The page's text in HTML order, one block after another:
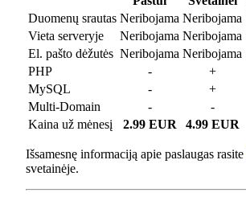
Duomenų srautas Neribojama Neribojama
Vieta serveryje
Neribojama Neribojama
El. pašto dėžutės Neribojama Neribojama
PHP
- +
MySQL
- +
Multi-Domain
- -
Kaina už mėnesį
2.99 EUR 4.99 EUR
Išsamesnę informaciją apie paslaugas rasite
svetainėje.